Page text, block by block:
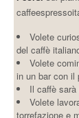
Volete
del caffè
Volete
in un bar con il
Il caffè
Volete
torrefazione e